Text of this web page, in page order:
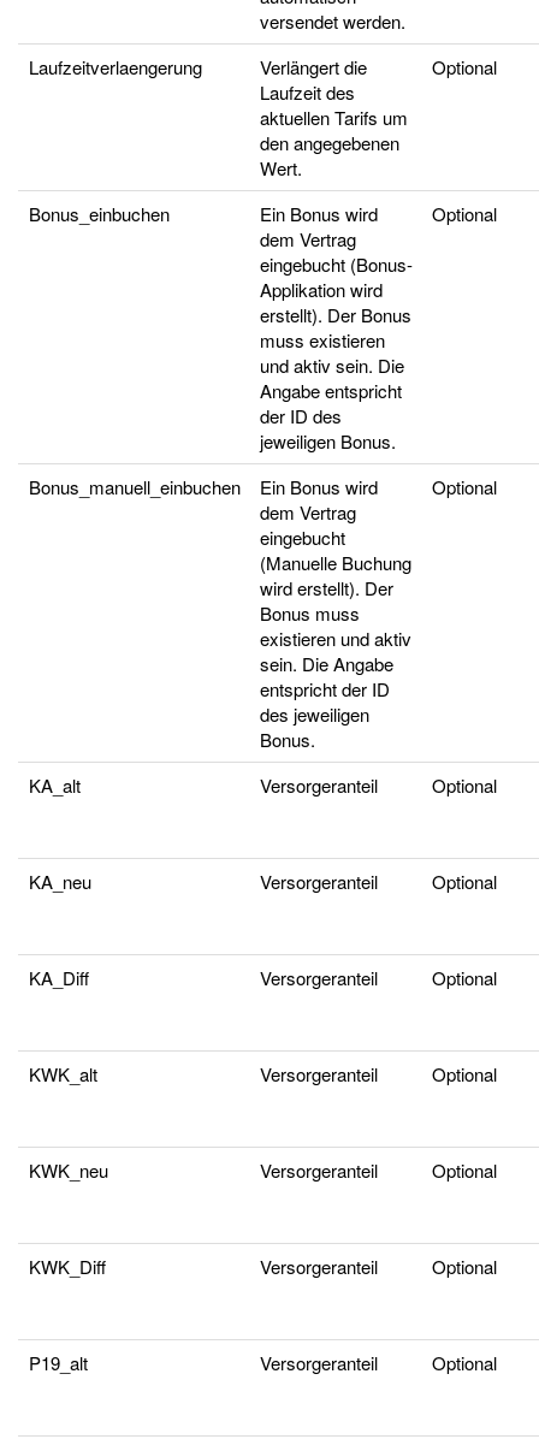
versendet werden.
Laufzeitverlaengerung
Verlängert die
Laufzeit des
aktuellen Tarifs um
den angegebenen
Wert.
Optional
Bonus_einbuchen
Ein Bonus wird
dem Vertrag
eingebucht (Bonus-
Applikation wird
erstellt). Der Bonus
muss existieren
und aktiv sein. Die
Angabe entspricht
der ID des
jeweiligen Bonus.
Optional
Bonus_manuell_einbuchen
Ein Bonus wird
dem Vertrag
eingebucht
(Manuelle Buchung
wird erstellt). Der
Bonus muss
existieren und aktiv
sein. Die Angabe
entspricht der ID
des jeweiligen
Bonus.
Optional
KA_alt Versorgeranteil Optional
KA_neu Versorgeranteil Optional
KA_Diff Versorgeranteil Optional
KWK_alt Versorgeranteil Optional
KWK_neu Versorgeranteil Optional
KWK_Diff Versorgeranteil Optional
P19_alt Versorgeranteil Optional